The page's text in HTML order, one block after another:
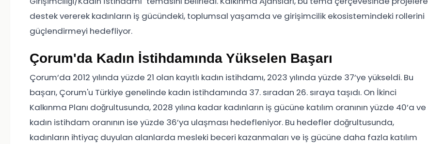
destek vererek kadınların iş gücündeki, toplumsal yaşamda ve girişimcilik ekosistemindeki rollerini
güçlendirmeyi hedefliyor.
Çorum'da Kadın İstihdamında Yükselen Başarı
Çorum’da 2012 yılında yüzde 21 olan kayıtlı kadın istihdamı, 2023 yılında yüzde 37’ye yükseldi. Bu
başarı, Çorum'u Türkiye genelinde kadın istihdamında 37. sıradan 26. sıraya taşıdı. On İkinci
Kalkınma Planı doğrultusunda, 2028 yılına kadar kadınların iş gücüne katılım oranının yüzde 40’a ve
kadın istihdam oranının ise yüzde 36’ya ulaşması hedefleniyor. Bu hedefler doğrultusunda,
kadınların ihtiyaç duyulan alanlarda mesleki beceri kazanmaları ve iş gücüne daha fazla katılım